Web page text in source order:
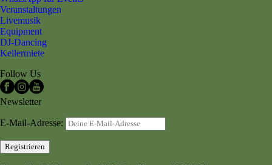
Veranstaltungen
Livemusik
Equipment
DJ-Dancing
Kellermiete
Follow Us
Newsletter
E-Mail-Adresse: